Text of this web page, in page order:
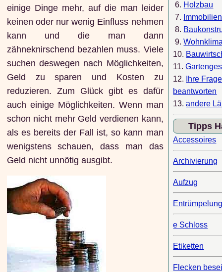
einige Dinge mehr, auf die man leider
keinen oder nur wenig Einfluss nehmen
kann und die man dann
zähneknirschend bezahlen muss. Viele
suchen deswegen nach Möglichkeiten,
Geld zu sparen und Kosten zu
reduzieren. Zum Glück gibt es dafür
auch einige Möglichkeiten. Wenn man
schon nicht mehr Geld verdienen kann,
als es bereits der Fall ist, so kann man
wenigstens schauen, dass man das
Geld nicht unnötig ausgibt.
6. Holzbau
7. Immobilien
8.
9.
10.
11.
12.
Ihre
beantworten
13.andere
Tipps
Accessoires
Archivierung
Aufzug
e Schloss
Etiketten
Flecken